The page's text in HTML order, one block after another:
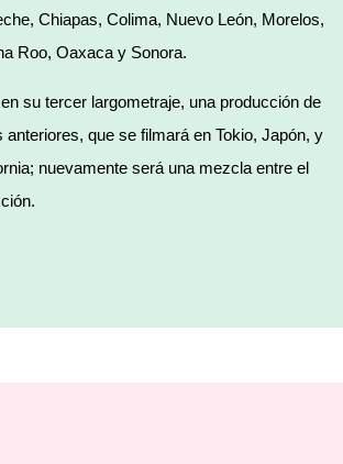
Chiapas, Colima, Nuevo León, Morelos,
Roo, Oaxaca y Sonora.
su tercer largometraje, una producción de
anteriores, que se filmará en Tokio, Japón, y
nuevamente será una mezcla entre el